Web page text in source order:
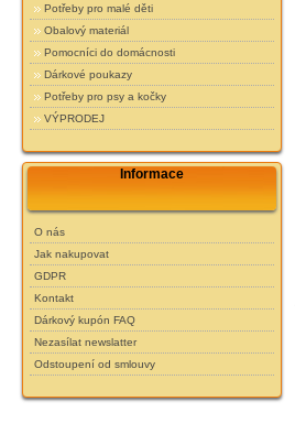
Potřeby pro malé děti
Obalový materiál
Pomocníci do domácnosti
Dárkové poukazy
Potřeby pro psy a kočky
VÝPRODEJ
Informace
O nás
Jak nakupovat
GDPR
Kontakt
Dárkový kupón FAQ
Nezasílat newslatter
Odstoupení od smlouvy